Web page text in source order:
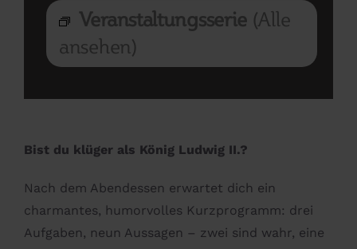
Veranstaltungsserie (Alle
ansehen)
Bist du klüger als König Ludwig II.?
Nach dem Abendessen erwartet dich ein
charmantes, humorvolles Kurzprogramm: drei
Aufgaben, neun Aussagen – zwei sind wahr, eine